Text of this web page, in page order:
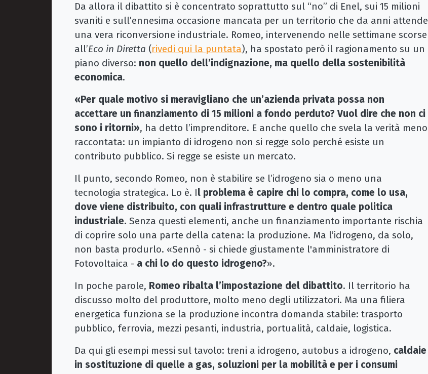
Da allora il dibattito si è concentrato soprattutto sul “no” di Enel, sui 15 milioni
svaniti e sull’ennesima occasione mancata per un territorio che da anni attende
una vera riconversione industriale. Romeo, intervenendo nelle settimane scorse
all’Eco in Diretta (rivedi qui la puntata), ha spostato però il ragionamento su un
piano diverso: non quello dell’indignazione, ma quello della sostenibilità
economica.
«Per quale motivo si meravigliano che un’azienda privata possa non
accettare un finanziamento di 15 milioni a fondo perduto? Vuol dire che non ci
sono i ritorni», ha detto l’imprenditore. E anche quello che svela la verità meno
raccontata: un impianto di idrogeno non si regge solo perché esiste un
contributo pubblico. Si regge se esiste un mercato.
Il punto, secondo Romeo, non è stabilire se l’idrogeno sia o meno una
tecnologia strategica. Lo è. Il problema è capire chi lo compra, come lo usa,
dove viene distribuito, con quali infrastrutture e dentro quale politica
industriale. Senza questi elementi, anche un finanziamento importante rischia
di coprire solo una parte della catena: la produzione. Ma l’idrogeno, da solo,
non basta produrlo. «Sennò - si chiede giustamente l'amministratore di
Fotovoltaica - a chi lo do questo idrogeno?».
In poche parole, Romeo ribalta l’impostazione del dibattito. Il territorio ha
discusso molto del produttore, molto meno degli utilizzatori. Ma una filiera
energetica funziona se la produzione incontra domanda stabile: trasporto
pubblico, ferrovia, mezzi pesanti, industria, portualità, caldaie, logistica.
Da qui gli esempi messi sul tavolo: treni a idrogeno, autobus a idrogeno, caldaie
in sostituzione di quelle a gas, soluzioni per la mobilità e per i consumi